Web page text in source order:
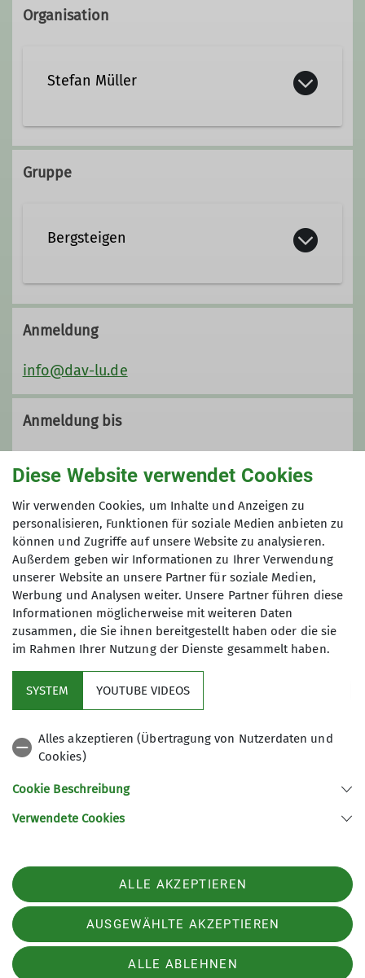
Organisation
Stefan Müller
stefan.mueller@dav-lu.de
Gruppe
Bergsteigen
Der Bereich Bergsteigen umfasst,
anders als der Wander-Bereich,
Touren auch im weglosen (also freien)
Gelände. Die Bergtour umfasst
Anmeldung
info@dav-lu.de
Anmeldung bis
Preis
95 €; 100 € Kaution
Maximale Teilnehmeranzahl
4
Aktuelles
Sektion Ludwigshafen am Rhein des Deutschen Alpenvereins e.V.
Bleichstr. 19
67061 Ludwigshafen
Telefon +49621513954
Datenschutz-Einstellungen
Datenschutz
Diese Website verwendet Cookies
Wir verwenden Cookies, um Inhalte und Anzeigen zu
personalisieren, Funktionen für soziale Medien anbieten zu
können und Zugriffe auf unsere Website zu analysieren.
Außerdem geben wir Informationen zu Ihrer Verwendung
unserer Website an unsere Partner für soziale Medien,
Werbung und Analysen weiter. Unsere Partner führen diese
Informationen möglicherweise mit weiteren Daten
zusammen, die Sie ihnen bereitgestellt haben oder die sie
im Rahmen Ihrer Nutzung der Dienste gesammelt haben.
SYSTEM YOUTUBE VIDEOS
Alles akzeptieren (Übertragung von Nutzerdaten und
Cookies)
Cookie Beschreibung
Verwendete Cookies
ALLE AKZEPTIEREN
AUSGEWÄHLTE AKZEPTIEREN
ALLE ABLEHNEN